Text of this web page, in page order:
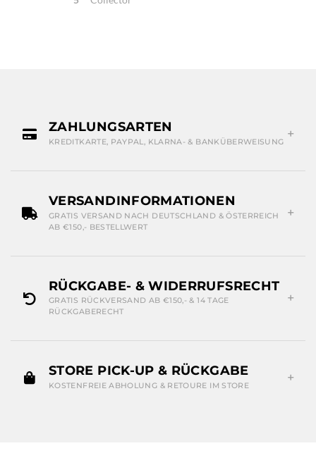
ZAHLUNGSARTEN
KREDITKARTE, PAYPAL, KLARNA- & BANKÜBERWEISUNG
VERSANDINFORMATIONEN
GRATIS VERSAND NACH DEUTSCHLAND & ÖSTERREICH
AB €150,- BESTELLWERT
RÜCKGABE- & WIDERRUFSRECHT
GRATIS RÜCKVERSAND AB €150,- & 14 TAGE
RÜCKGABERECHT
STORE PICK-UP & RÜCKGABE
KOSTENFREIE ABHOLUNG & RETOURE IM STORE